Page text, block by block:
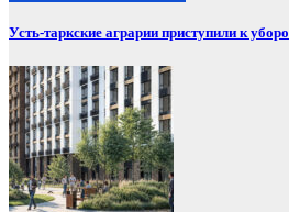
Усть-таркские аграрии приступили к